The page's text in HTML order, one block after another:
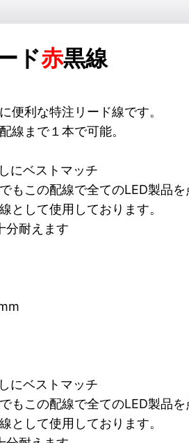
ド赤黒線
便利な特注リード線です。
線まで１本で可能。
にベストマッチ
もこの配線で全てのLED製品を
として使用しております。
分耐えます
にベストマッチ
もこの配線で全てのLED製品を
として使用しております。